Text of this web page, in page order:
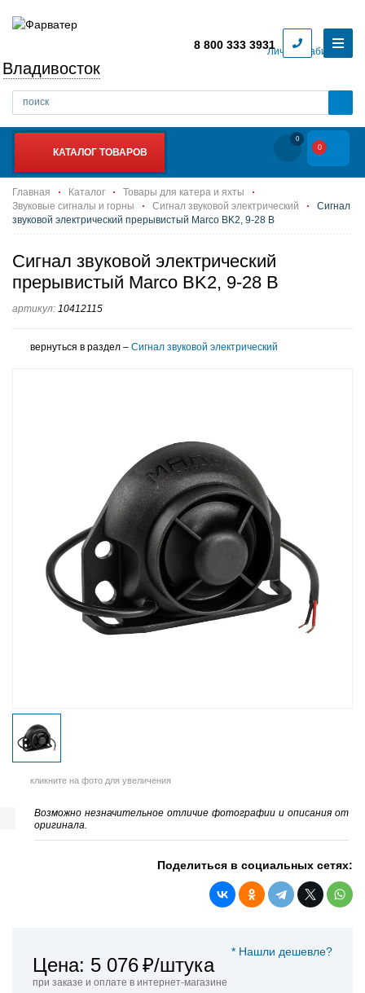
Личный кабинет
Владивосток
8 800 333 3931
КАТАЛОГ ТОВАРОВ
0
0
Главная Каталог
Товары для катера и яхты
Звуковые сигналы и горны
Сигнал звуковой электрический
Сигнал
звуковой электрический прерывистый Marco BK2, 9-28 В
Сигнал звуковой электрический
прерывистый Marco BK2, 9-28 В
артикул: 10412115
вернуться в раздел – Сигнал звуковой электрический
кликните на фото для увеличения
Возможно незначительное отличие фотографии и описания от
оригинала.
Поделиться в социальных сетях:
* Нашли дешевле?
Цена: 5 076₽/штука
при заказе и оплате в интернет-магазине